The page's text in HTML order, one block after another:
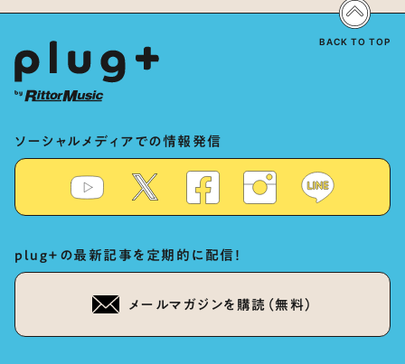
Vocal Expression Lies in “Love
for the singing characters” and
ソーシャルメディアでの情報発信
plug+の最新記事を定期的に配信！
メールマガジンを購読（無料）
BACK TO TOP